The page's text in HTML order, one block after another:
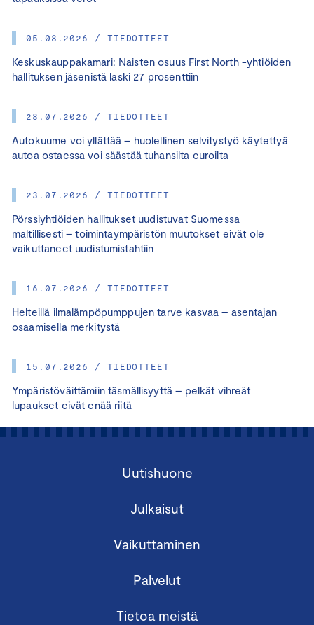
05.08.2026 / TIEDOTTEET
Keskuskauppakamari: Naisten osuus First North -yhtiöiden
hallituksen jäsenistä laski 27 prosenttiin
28.07.2026 / TIEDOTTEET
Autokuume voi yllättää – huolellinen selvitystyö käytettyä
autoa ostaessa voi säästää tuhansilta euroilta
23.07.2026 / TIEDOTTEET
Pörssiyhtiöiden hallitukset uudistuvat Suomessa
maltillisesti – toimintaympäristön muutokset eivät ole
vaikuttaneet uudistumistahtiin
16.07.2026 / TIEDOTTEET
Helteillä ilmalämpöpumppujen tarve kasvaa – asentajan
osaamisella merkitystä
15.07.2026 / TIEDOTTEET
Ympäristöväittämiin täsmällisyyttä – pelkät vihreät
lupaukset eivät enää riitä
Uutishuone
Julkaisut
Vaikuttaminen
Palvelut
Tietoa meistä